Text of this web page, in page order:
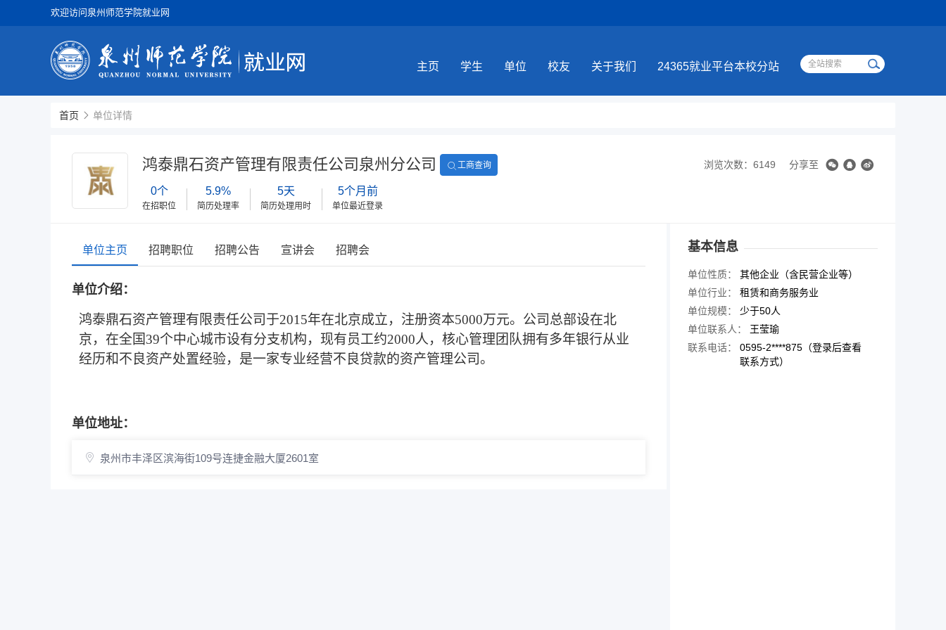
欢迎访问泉州师范学院就业网
主页 学生 单位 校友 关于我们 24365就业平台本校分站
首页 单位详情
鸿泰鼎石资产管理有限责任公司泉州分公司 工商查询
0个
在招职位
5.9%
简历处理率
5天
简历处理用时
5个月前
单位最近登录
浏览次数：6149 分享至
单位主页 招聘职位 招聘公告 宣讲会 招聘会
单位介绍：
鸿泰鼎石资产管理有限责任公司于2015年在北京成立， 注册资本5000万元。公司总部设在北
京， 在全国39个中心城市设有分支机构，现有员工约2000人 ，核心管理团队拥有多年银行从业
经历和不良资产处置经验，是一家专业经营不良贷款的资产管理公司。
单位地址：
泉州市丰泽区滨海街109号连捷金融大厦2601室
基本信息
单位性质：
其他企业（含民营企业等）
单位行业：
租赁和商务服务业
单位规模：
少于50人
单位联系人：
王莹瑜
联系电话：
0595-2****875（登录后查看
联系方式）